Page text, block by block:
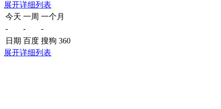
展开详细列表
今天 一周 一个月
-
-
-
日期 百度 搜狗 360
展开详细列表